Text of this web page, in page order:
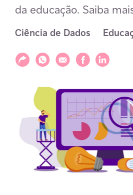
da educação. Saiba
Ciência de Dados
Compartilhar
Compartilhar via WhatsApp
Compartilhar via E-mail
Compartilhar via